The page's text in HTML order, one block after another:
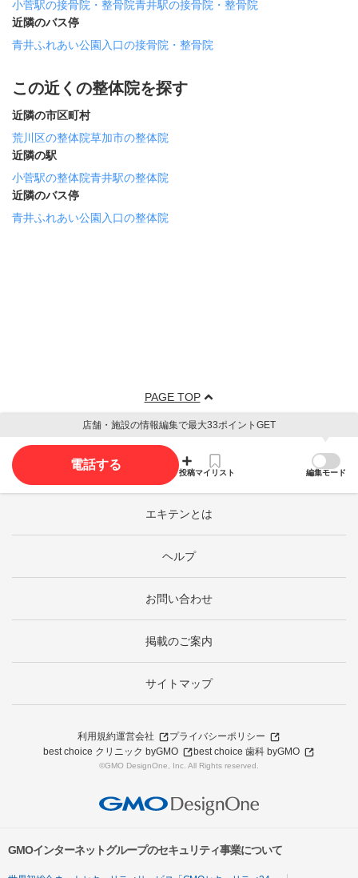
小菅駅の接骨院・整骨院青井駅の接骨院・整骨院
近隣のバス停
青井ふれあい公園入口の接骨院・整骨院
この近くの整体院を探す
近隣の市区町村
荒川区の整体院草加市の整体院
近隣の駅
小菅駅の整体院青井駅の整体院
近隣のバス停
青井ふれあい公園入口の整体院
PAGE TOP
店舗・施設の情報編集で最大33ポイントGET
電話する
投稿マイリスト 編集モード
エキテンとは
ヘルプ
お問い合わせ
掲載のご案内
サイトマップ
利用規約運営会社
プライバシーポリシー
best choice クリニック byGMO
best choice 歯科 byGMO
©GMO DesignOne, Inc. All Rights reserved.
GMOインターネットグループのセキュリティ事業について